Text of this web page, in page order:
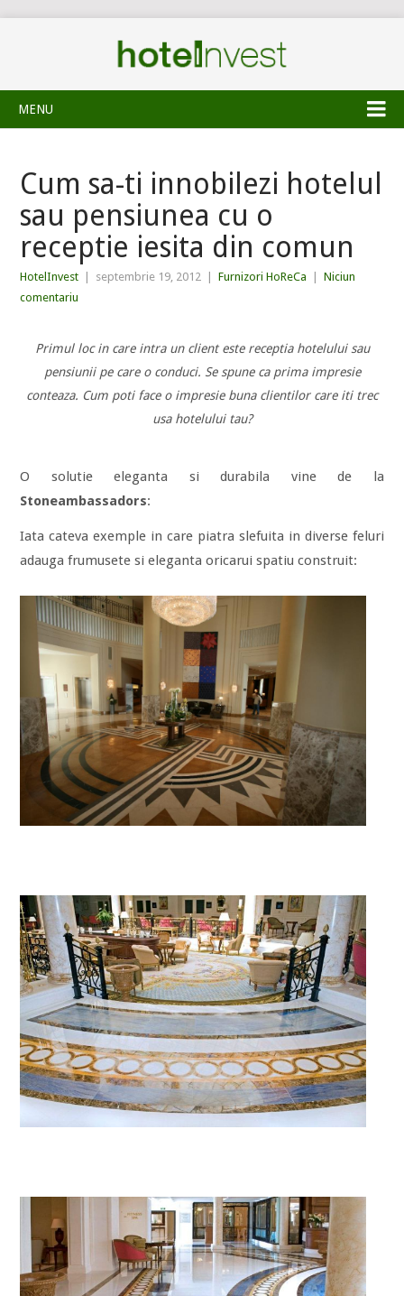
MENU
Cum sa-ti innobilezi hotelul
sau pensiunea cu o
receptie iesita din comun
HotelInvest septembrie 19, 2012 Furnizori HoReCa
Niciun
comentariu
Primul loc in care intra un client este receptia hotelului sau
pensiunii pe care o conduci. Se spune ca prima impresie
conteaza. Cum poti face o impresie buna clientilor care iti trec
usa hotelului tau?
O solutie eleganta si durabila vine de la
Stoneambassadors:
Iata cateva exemple in care piatra slefuita in diverse feluri
adauga frumusete si eleganta oricarui spatiu construit: